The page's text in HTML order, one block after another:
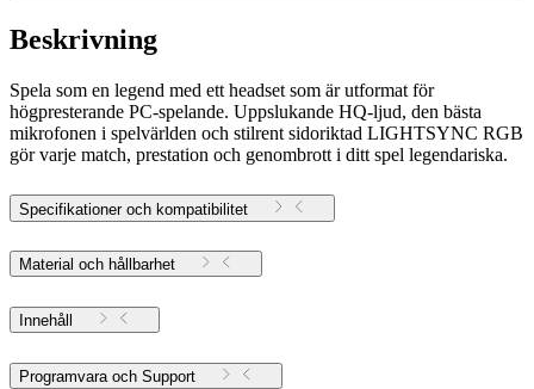
Beskrivning
Spela som en legend med ett headset som är utformat för
högpresterande PC-spelande. Uppslukande HQ-ljud, den bästa
mikrofonen i spelvärlden och stilrent sidoriktad LIGHTSYNC RGB
gör varje match, prestation och genombrott i ditt spel legendariska.
Specifikationer och kompatibilitet
Material och hållbarhet
Innehåll
Programvara och Support